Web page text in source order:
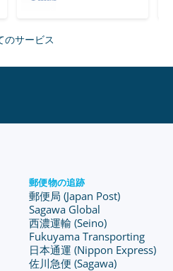
のサービス
郵便物の追跡
郵便局 (Japan Post)
Sagawa Global
西濃運輸 (Seino)
Fukuyama Transporting
日本通運 (Nippon Express)
佐川急便 (Sagawa)